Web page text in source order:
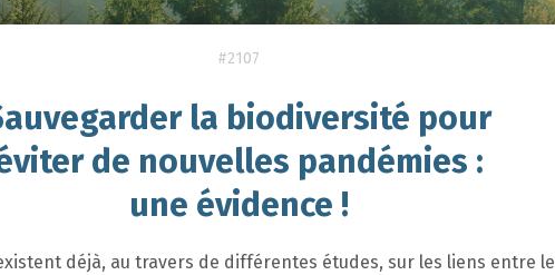
#2107
la biodiversité pour
de nouvelles pandémies :
une évidence !
déjà, au travers de différentes études, sur les liens entre le